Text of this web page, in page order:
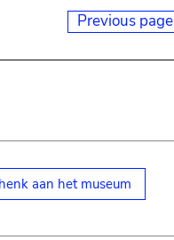
Previous page
aan het museum